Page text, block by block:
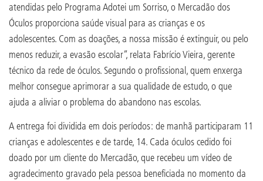
atendidas pelo Programa Adotei um Sorriso, o Mercadão dos
Óculos proporciona saúde visual para as crianças e os
adolescentes. Com as doações, a nossa missão é extinguir, ou pelo
menos reduzir, a evasão escolar”, relata Fabrício Vieira, gerente
técnico da rede de óculos. Segundo o profissional, quem enxerga
melhor consegue aprimorar a sua qualidade de estudo, o que
ajuda a aliviar o problema do abandono nas escolas.
A entrega foi dividida em dois períodos: de manhã participaram 11
crianças e adolescentes e de tarde, 14. Cada óculos cedido foi
doado por um cliente do Mercadão, que recebeu um vídeo de
agradecimento gravado pela pessoa beneficiada no momento da